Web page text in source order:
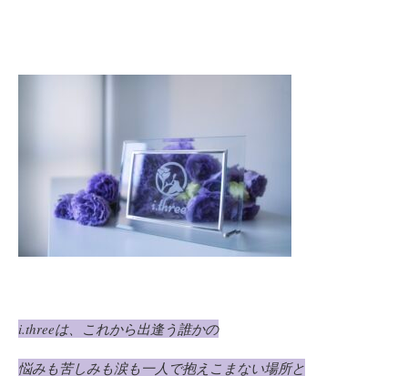
i.threeは、これから出逢う誰かの
悩みも苦しみも涙も一人で抱えこまない場所と